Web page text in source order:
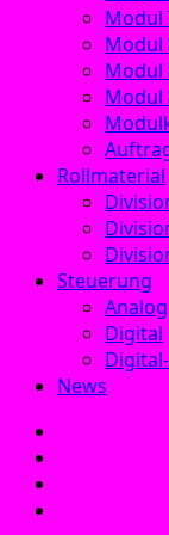
Modul
Modul
Modul
Modul
Rollmaterial
Steuerung
Analog
Digital
News